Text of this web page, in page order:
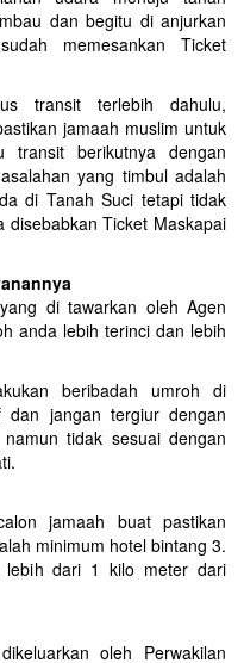
dan begitu di anjurkan
memesankan Ticket
transit terlebih dahulu,
jamaah muslim untuk
transit berikutnya dengan
yang timbul adalah
di Tanah Suci tetapi tidak
disebabkan Ticket Maskapai
di tawarkan oleh Agen
anda lebih terinci dan lebih
beribadah umroh di
dan jangan tergiur dengan
tidak sesuai dengan
jamaah buat pastikan
minimum hotel bintang 3.
lebih dari 1 kilo meter dari
oleh Perwakilan